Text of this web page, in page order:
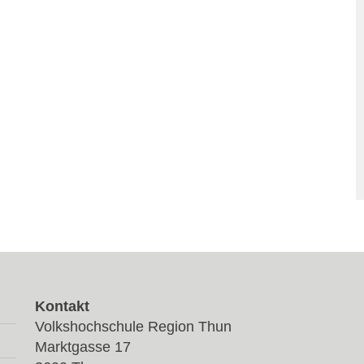
Kontakt
Volkshochschule Region Thun
Marktgasse 17